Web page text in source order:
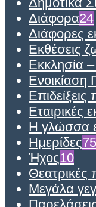
Διάφορα24
Διάφορες
Εκθέσεις
Εκκλησία –
Ενοικίαση
Εταιρικές
Η γλώσσα
Ημερίδες75
Ήχος10
Θεατρικές
Μεγάλα